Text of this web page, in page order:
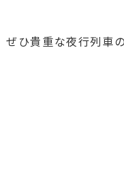
ひ貴重な夜行列車